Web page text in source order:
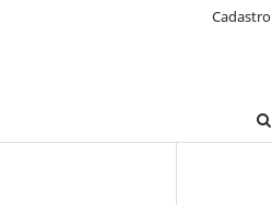
Cadastro